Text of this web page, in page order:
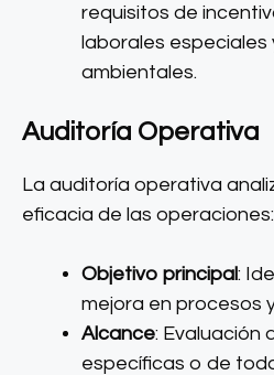
requisitos de
laborales especiales
ambientales.
Auditoría Operativa
La auditoría operativa
eficacia de las operaciones:
Objetivo principal:
mejora en procesos
Alcance: Evaluación
específicas o de